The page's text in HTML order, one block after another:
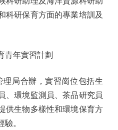
科研保育方面的專業培訓及
年實習計劃
局合辦，實習崗位包括生
、環境監測員、茶品研究員
供生物多樣性和環境保育方
。